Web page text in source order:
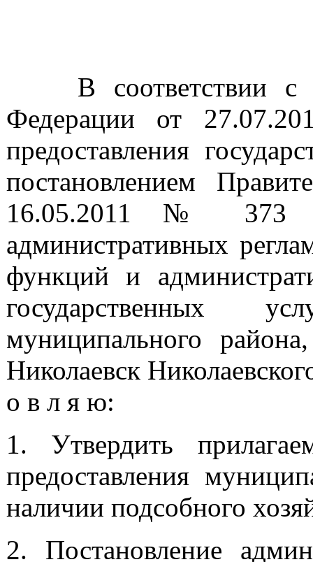
В соответствии с
Федерации от
предоставления
постановлением
16.05.2011 № 373
административных
функций и
государственных
муниципального
Николаевск
о в л я ю:
1. Утвердить
предоставления
наличии подсобного
2. Постановление